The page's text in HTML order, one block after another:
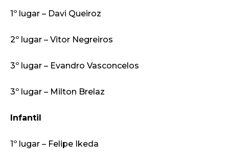
1º lugar – Davi Queiroz
2º lugar – Vitor Negreiros
3º lugar – Evandro Vasconcelos
3º lugar – Milton Brelaz
Infantil
1º lugar – Felipe Ikeda